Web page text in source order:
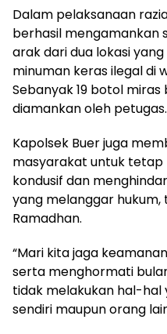
Dalam pelaksanaan
berhasil mengamankan
arak dari dua lokasi
minuman keras ilegal di
Sebanyak 19 botol
diamankan oleh petugas.
Kapolsek Buer juga
masyarakat untuk tetap
kondusif dan
yang melanggar
Ramadhan.
“Mari kita jaga
serta menghormati
tidak melakukan hal-hal
sendiri maupun orang